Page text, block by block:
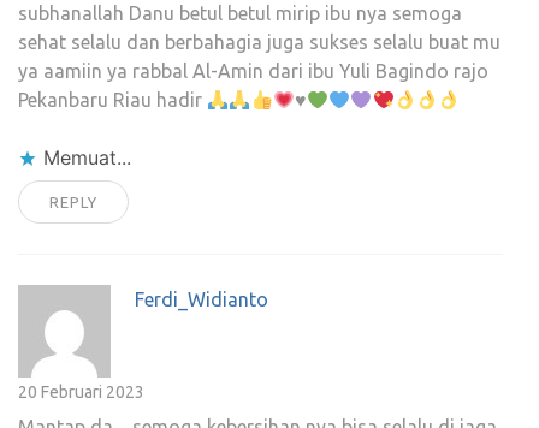
subhanallah Danu betul betul mirip ibu nya semoga
sehat selalu dan berbahagia juga sukses selalu buat mu
ya aamiin ya rabbal Al-Amin dari ibu Yuli Bagindo rajo
Pekanbaru Riau hadir
♥️
Memuat...
REPLY
Ferdi_Widianto
20 Februari 2023